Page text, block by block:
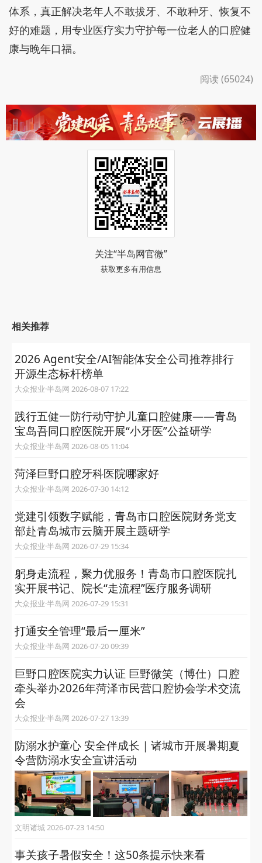
体系，真正解决老年人不敢拔牙、不敢种牙、恢复不
好的难题，用专业医疗实力守护每一位老人的口腔健
康与晚年口福。
阅读 (65024)
关注“半岛网官微”
获取更多有用信息
相关推荐
2026 Agent安全/AI智能体安全公司推荐排行
开源生态标杆榜单
大众报业·半岛网 2026-08-07 17:22
践行五健一防行动守护儿童口腔健康——青岛
宝岛吾同口腔医院开展“小牙医”公益研学
大众报业·半岛网 2026-08-05 11:04
菏泽巨野口腔牙科医院哪家好
大众报业·半岛网 2026-07-30 14:12
党建引领数字赋能，青岛市口腔医院财务党支
部赴青岛城市云脑开展主题研学
大众报业·半岛网 2026-07-29 15:34
躬身走流程，聚力优服务！青岛市口腔医院扎
实开展书记、院长“走流程”医疗服务调研
大众报业·半岛网 2026-07-29 15:31
打通安全管理“最后一厘米”
大众报业·半岛网 2026-07-20 09:39
巨野口腔医院实力认证 巨野微笑（博仕）口腔
牵头举办2026年菏泽市民营口腔协会学术交流
会
大众报业·半岛网 2026-07-27 13:39
防溺水护童心 安全伴成长｜诸城市开展暑期夏
令营防溺水安全宣讲活动
文明诸城 2026-07-23 14:50
事关孩子暑假安全！这50条提示快来看